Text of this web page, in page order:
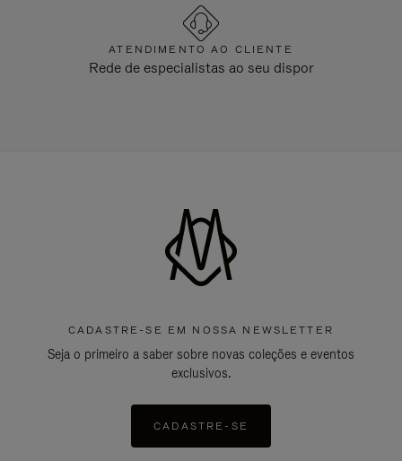
ATENDIMENTO AO CLIENTE
Rede de especialistas ao seu dispor
CADASTRE-SE EM NOSSA NEWSLETTER
Seja o primeiro a saber sobre novas coleções e eventos
exclusivos.
CADASTRE-SE